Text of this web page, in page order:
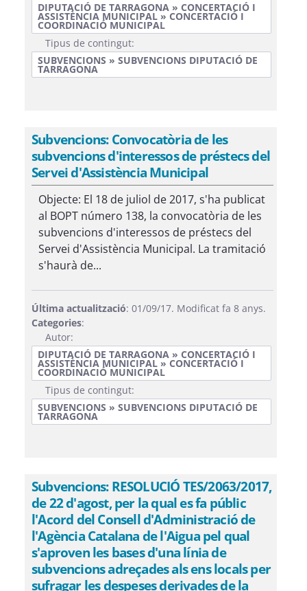
DIPUTACIÓ DE TARRAGONA » CONCERTACIÓ I
ASSISTÈNCIA MUNICIPAL » CONCERTACIÓ I
COORDINACIÓ MUNICIPAL
Tipus de contingut:
SUBVENCIONS » SUBVENCIONS DIPUTACIÓ DE
TARRAGONA
Subvencions: Convocatòria de les
subvencions d'interessos de préstecs del
Servei d'Assistència Municipal
Objecte: El 18 de juliol de 2017, s'ha publicat
al BOPT número 138, la convocatòria de les
subvencions d'interessos de préstecs del
Servei d'Assistència Municipal. La tramitació
s'haurà de...
Última actualització: 01/09/17. Modificat fa 8 anys.
Categories:
Autor:
DIPUTACIÓ DE TARRAGONA » CONCERTACIÓ I
ASSISTÈNCIA MUNICIPAL » CONCERTACIÓ I
COORDINACIÓ MUNICIPAL
Tipus de contingut:
SUBVENCIONS » SUBVENCIONS DIPUTACIÓ DE
TARRAGONA
Subvencions: RESOLUCIÓ TES/2063/2017,
de 22 d'agost, per la qual es fa públic
l'Acord del Consell d'Administració de
l'Agència Catalana de l'Aigua pel qual
s'aproven les bases d'una línia de
subvencions adreçades als ens locals per
sufragar les despeses derivades de la